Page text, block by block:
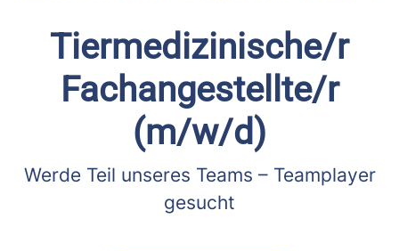
Tiermedizinische/r
Fachangestellte/r
(m/w/d)
Werde Teil unseres Teams – Teamplayer
gesucht